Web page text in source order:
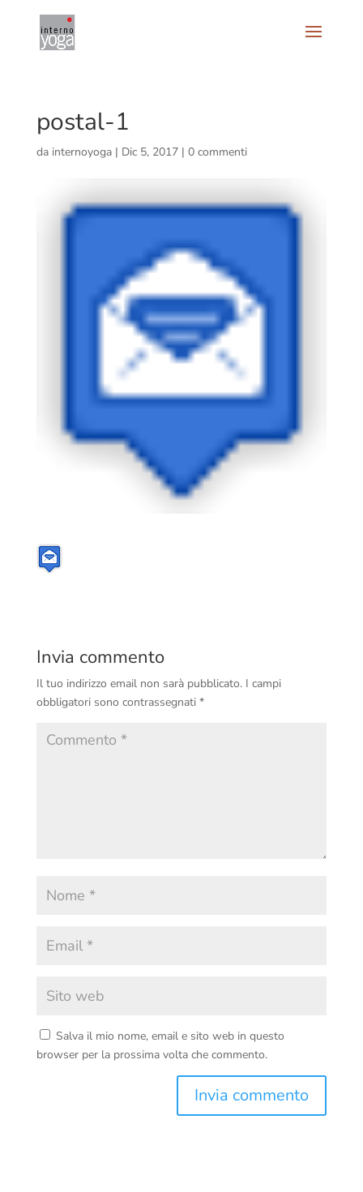
postal-1
da internoyoga| Dic 5, 2017| 0 commenti
Invia commento
Il tuo indirizzo email non sarà pubblicato. I campi
obbligatori sono contrassegnati *
Salva il mio nome, email e sito web in questo
browser per la prossima volta che commento.